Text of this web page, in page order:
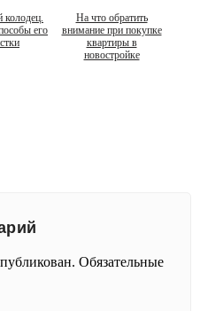
колодец.
его
На что обратить
внимание при покупке
квартиры в
новостройке
Обязательные